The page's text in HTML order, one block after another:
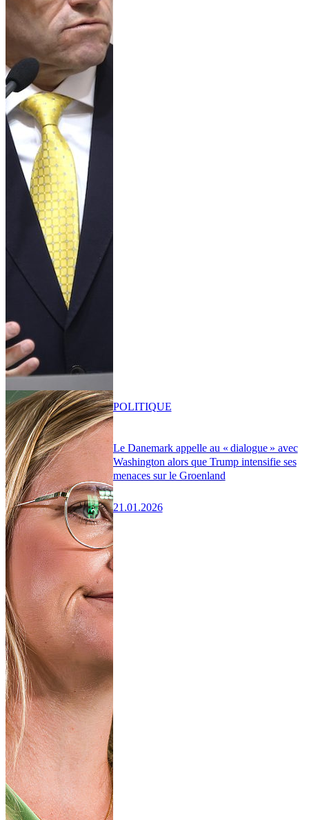
Le Danemark appelle au « dialogue » avec
Washington alors que Trump intensifie ses
menaces sur le Groenland
21.01.2026
POLITIQUE